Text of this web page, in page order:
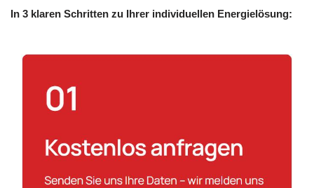
In 3 klaren Schritten zu Ihrer individuellen Energielösung: